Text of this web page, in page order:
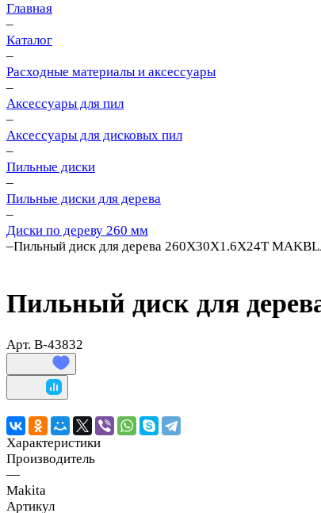
Главная
–
Каталог
–
Расходные материалы и аксессуары
–
Аксессуары для пил
–
Аксессуары для дисковых пил
–
Пильные диски
–
Пильные диски для дерева
–
Диски по дереву 260 мм
–Пильный диск для дерева 260X30X1.6X24T
Пильный диск для
Арт. B-43832
Характеристики
Производитель
—
Makita
Артикул